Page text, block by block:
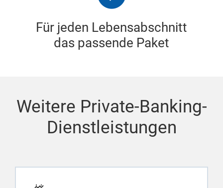
Für jeden Lebensabschnitt
das passende Paket
Weitere Private-Banking-
Dienstleistungen